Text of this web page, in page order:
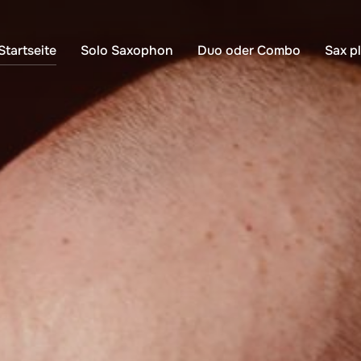
Solo Saxophon Duo oder Combo Sax